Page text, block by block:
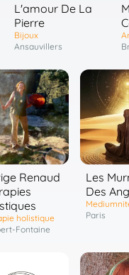
L'amour De La
Pierre
Bijoux
Ansauvillers
Renaud
holistique
Fontaine
Les
Des
Paris